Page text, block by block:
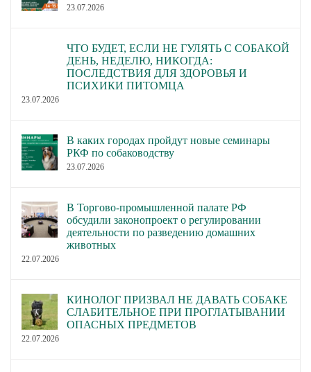
23.07.2026
ЧТО БУДЕТ, ЕСЛИ НЕ ГУЛЯТЬ С СОБАКОЙ
ДЕНЬ, НЕДЕЛЮ, НИКОГДА:
ПОСЛЕДСТВИЯ ДЛЯ ЗДОРОВЬЯ И
ПСИХИКИ ПИТОМЦА
23.07.2026
В каких городах пройдут новые семинары
РКФ по собаководству
23.07.2026
В Торгово-промышленной палате РФ
обсудили законопроект о регулировании
деятельности по разведению домашних
животных
22.07.2026
КИНОЛОГ ПРИЗВАЛ НЕ ДАВАТЬ СОБАКЕ
СЛАБИТЕЛЬНОЕ ПРИ ПРОГЛАТЫВАНИИ
ОПАСНЫХ ПРЕДМЕТОВ
22.07.2026